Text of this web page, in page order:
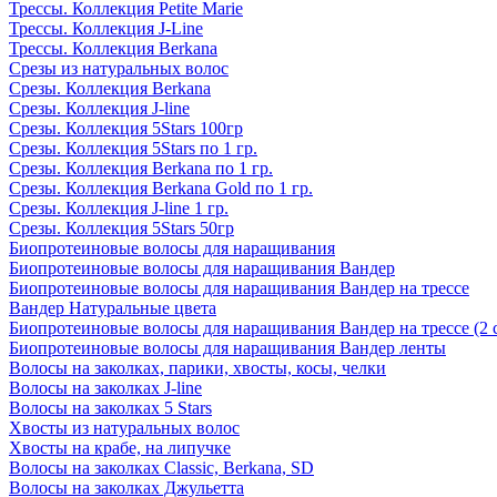
Трессы. Коллекция Petite Marie
Трессы. Коллекция J-Line
Трессы. Коллекция Berkana
Срезы из натуральных волос
Срезы. Коллекция Berkana
Срезы. Коллекция J-line
Срезы. Коллекция 5Stars 100гр
Срезы. Коллекция 5Stars по 1 гр.
Срезы. Коллекция Berkana по 1 гр.
Срезы. Коллекция Berkana Gold по 1 гр.
Срезы. Коллекция J-line 1 гр.
Срезы. Коллекция 5Stars 50гр
Биопротеиновые волосы для наращивания
Биопротеиновые волосы для наращивания Вандер
Биопротеиновые волосы для наращивания Вандер на трессе
Вандер Натуральные цвета
Биопротеиновые волосы для наращивания Вандер на трессе (2
Биопротеиновые волосы для наращивания Вандер ленты
Волосы на заколках, парики, хвосты, косы, челки
Волосы на заколках J-line
Волосы на заколках 5 Stars
Хвосты из натуральных волос
Хвосты на крабе, на липучке
Волосы на заколках Classic, Berkana, SD
Волосы на заколках Джульетта